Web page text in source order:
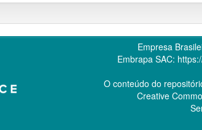
Empresa
Embrapa SAC:
O conteúdo do
Creative